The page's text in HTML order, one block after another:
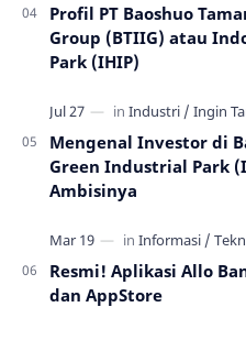
Profil PT Baoshuo
Group (BTIIG) atau
Park (IHIP)
Mengenal Investor di
Green Industrial Park
Ambisinya
Resmi! Aplikasi Allo
dan AppStore